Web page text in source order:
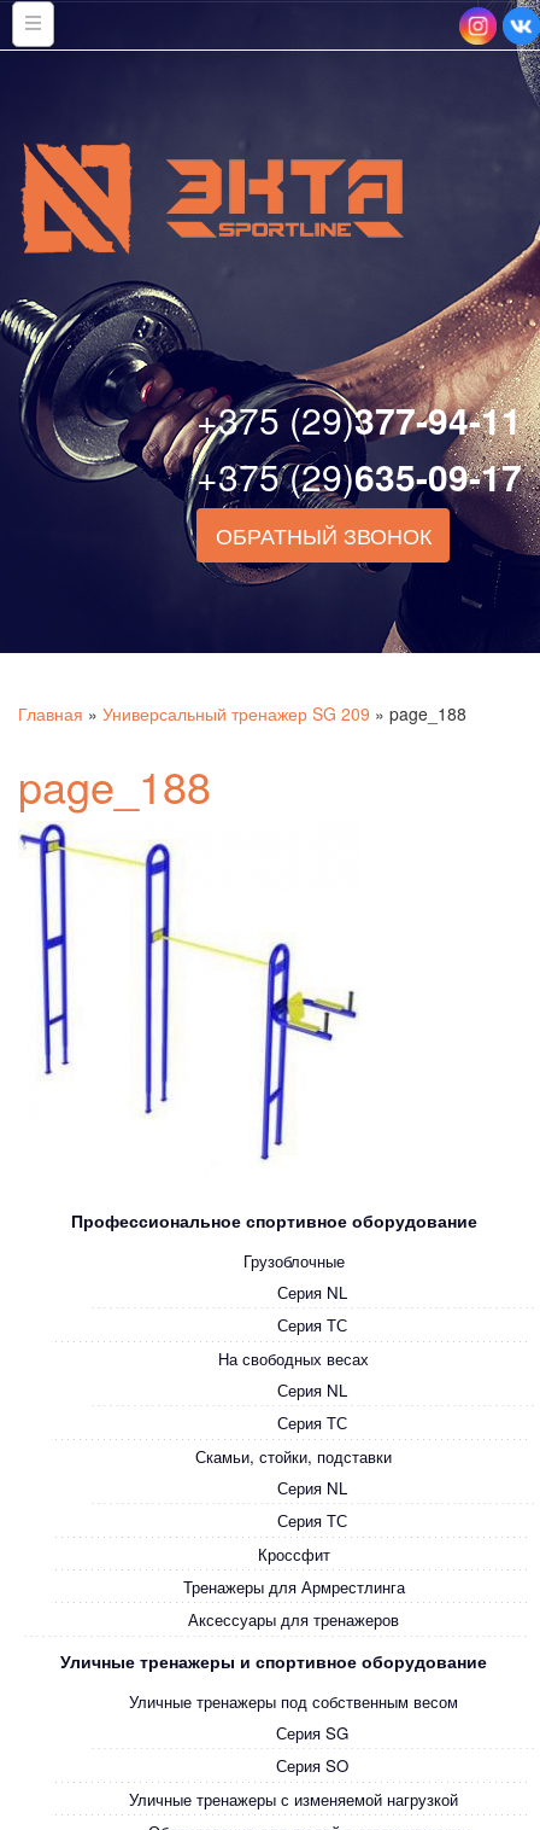
+375 (29)377-94-11
+375 (29)635-09-17
ОБРАТНЫЙ ЗВОНОК
Главная » Универсальный тренажер SG 209 » page_188
Профессиональное спортивное оборудование
Грузоблочные
Серия NL
Серия ТС
На свободных весах
Серия NL
Серия ТС
Скамьи, стойки, подставки
Серия NL
Серия ТС
Кроссфит
Тренажеры для Армрестлинга
Аксессуары для тренажеров
Уличные тренажеры и спортивное оборудование
Уличные тренажеры под собственным весом
Серия SG
Серия SO
Уличные тренажеры с изменяемой нагрузкой
page_188